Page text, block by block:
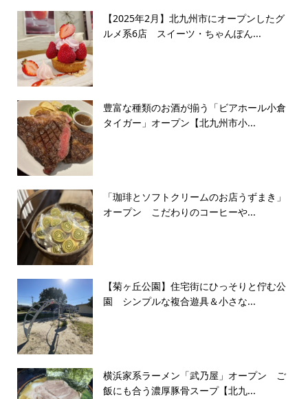
【2025年2月】北九州市にオープンしたグ
ルメ系6店 スイーツ・ちゃんぽん...
豊富な種類のお酒が揃う「ビアホール小倉
タイガー」オープン【北九州市小...
「珈琲とソフトクリームのお店うずまき」
オープン こだわりのコーヒーや...
【菊ヶ丘公園】住宅街にひっそりと佇む公
園 シンプルな複合遊具＆小さな...
横浜家系ラーメン「武乃屋」オープン ご
飯にも合う濃厚豚骨スープ【北九...